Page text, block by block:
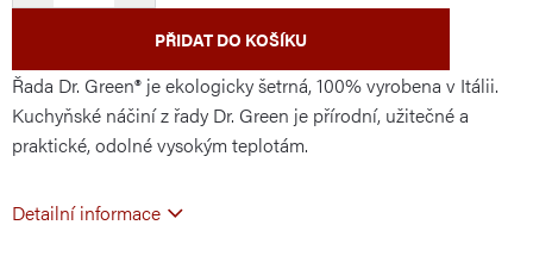
PŘIDAT DO KOŠÍKU
Řada Dr. Green® je ekologicky šetrná, 100% vyrobena v Itálii.
Kuchyňské náčiní z řady Dr. Green je přírodní, užitečné a
praktické, odolné vysokým teplotám.
Detailní informace